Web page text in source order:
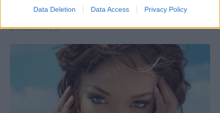
Data Deletion Data Access Privacy Policy